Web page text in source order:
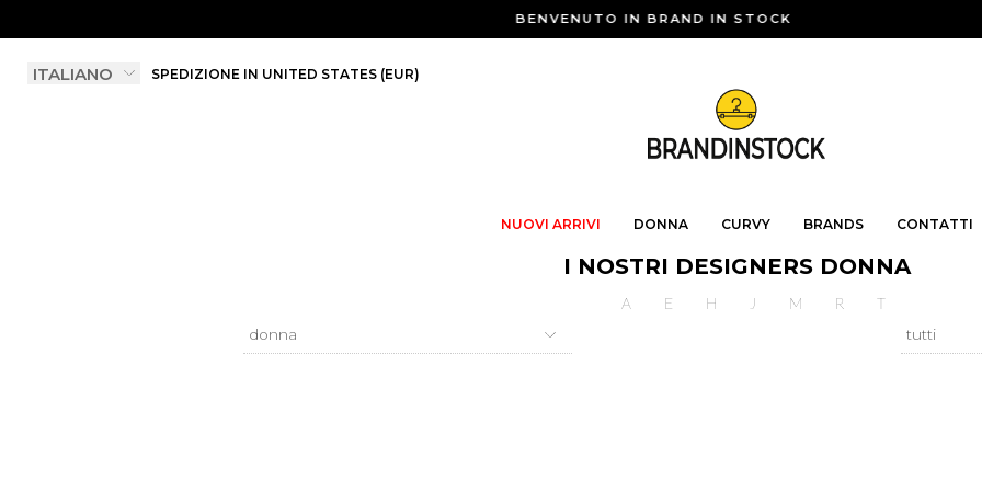
BENVENUTO IN BRAND IN STOCK
SPEDIZIONE IN UNITED STATES (EUR)
NUOVI ARRIVI DONNA CURVY BRANDS CONTATTI
I NOSTRI DESIGNERS DONNA
A E H J M R T